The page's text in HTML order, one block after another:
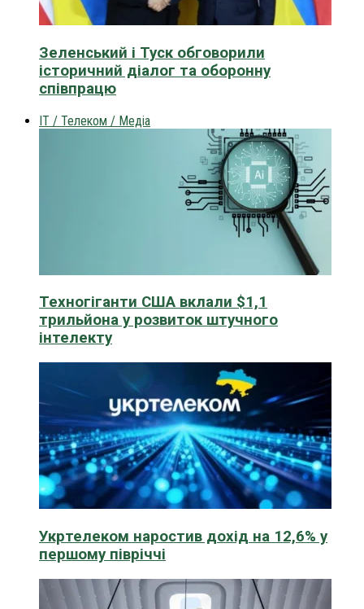
Зеленський і Туск обговорили
історичний діалог та оборонну
співпрацю
IT / Телеком / Медіа
Техногіганти США вклали $1,1
трильйона у розвиток штучного
інтелекту
Укртелеком наростив дохід на 12,6% у
першому півріччі